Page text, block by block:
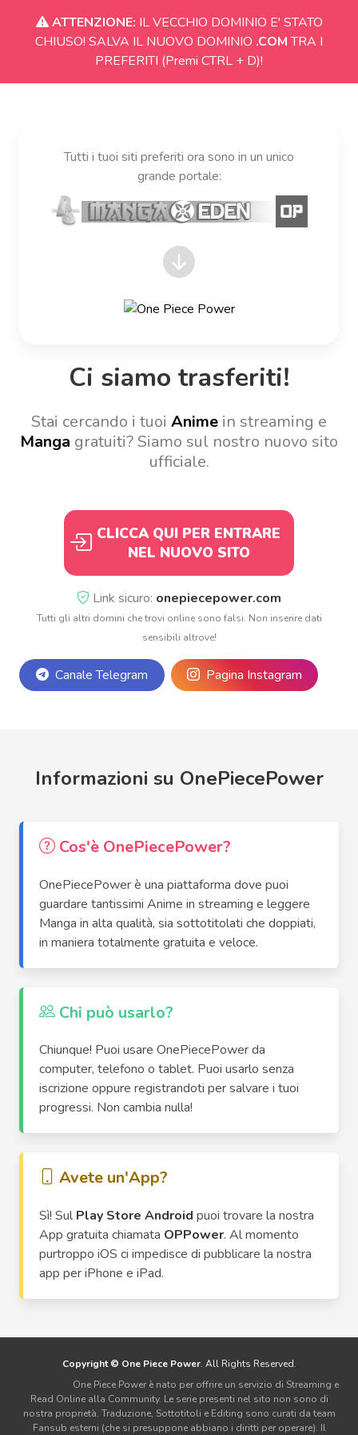
ATTENZIONE: IL VECCHIO DOMINIO E' STATO
CHIUSO! SALVA IL NUOVO DOMINIO .COMTRA I
PREFERITI (Premi CTRL + D)!
Tutti i tuoi siti preferiti ora sono in un unico
grande portale:
Ci siamo trasferiti!
Stai cercando i tuoi Anime in streaming e
Manga gratuiti? Siamo sul nostro nuovo sito
ufficiale.
CLICCA QUI PER ENTRARE
NEL NUOVO SITO
Link sicuro: onepiecepower.com
Tutti gli altri domini che trovi online sono falsi. Non inserire dati
sensibili altrove!
Canale Telegram Pagina Instagram
Informazioni su OnePiecePower
Cos'è OnePiecePower?
OnePiecePower è una piattaforma dove puoi
guardare tantissimi Anime in streaming e leggere
Manga in alta qualità, sia sottotitolati che doppiati,
in maniera totalmente gratuita e veloce.
Chi può usarlo?
Chiunque! Puoi usare OnePiecePower da
computer, telefono o tablet. Puoi usarlo senza
iscrizione oppure registrandoti per salvare i tuoi
progressi. Non cambia nulla!
Avete un'App?
Sì! Sul Play Store Android puoi trovare la nostra
App gratuita chiamata OPPower. Al momento
purtroppo iOS ci impedisce di pubblicare la nostra
app per iPhone e iPad.
Copyright © One Piece Power. All Rights Reserved.
One Piece Power è nato per offrire un servizio di Streaming e
Read Online alla Community. Le serie presenti nel sito non sono di
nostra proprietà. Traduzione, Sottotitoli e Editing sono curati da team
Fansub esterni (che si presuppone abbiano i diritti per operare). Il